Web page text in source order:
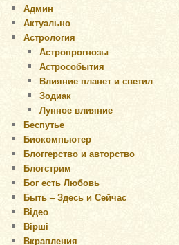
Админ
Актуально
Астрология
Астропрогнозы
Астрособытия
Влияние планет и светил
Зодиак
Лунное влияние
Беспутье
Биокомпьютер
Блоггерство и авторство
Блогстрим
Бог есть Любовь
Быть – Здесь и Сейчас
Відео
Вірші
Вкрапления